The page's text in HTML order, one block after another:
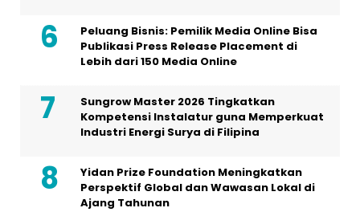
Peluang Bisnis: Pemilik Media Online Bisa
Publikasi Press Release Placement di
Lebih dari 150 Media Online
Sungrow Master 2026 Tingkatkan
Kompetensi Instalatur guna Memperkuat
Industri Energi Surya di Filipina
Yidan Prize Foundation Meningkatkan
Perspektif Global dan Wawasan Lokal di
Ajang Tahunan